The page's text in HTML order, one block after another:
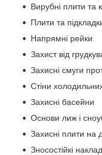
Вирубні плити та
Плити та
Напрямні рейки
Захист від
Захисні смуги
Стіни
Захисні басейни
Основи лиж і
Захисні плити на
Зносостійкі